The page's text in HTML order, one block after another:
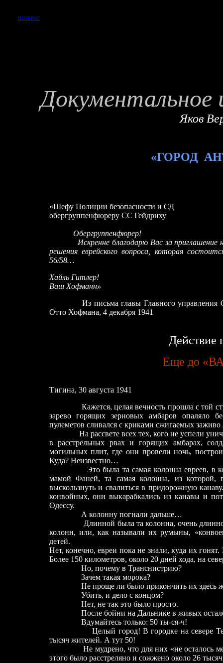
ВОЗВРАТ
Документальное
Яков
«ГОРОД
«Шефу Полиции безопасности и СД
обергруппенфюреру СС Гейдриху
Обергруппенфюрер!
Искренне благодарю Вас за приглашение
решения еврейского вопроса, которая
56/58…
Хайль Гитлер!
Ваш Хофманн»
Из письма главы Главного
Отто Хофмана, 4 декабря 1941
Действие
Еще до
Тигина, 30 августа 1941
Кажется, целая вечность прошла с той
зарево горящих зерновых амбаров опаляло
пулеметов сливался с криками сжигаемых
На рассвете всех тех, кого не успели
в расстрельных рвах и горящих амбарах,
могильных плит, где они провели ночь,
Куда? Неизвестно…
Это была та самая колонна евреев, в
мамой Фаней, та самая колонна, из которой,
выскользнуть и свалиться в придорожную
конвойных, они выкарабкались из канавы и
Одессу.
А колонну погнали дальше…
Длинной была та колонна, очень
колонн, или, как называли их румыны,
детей.
Нет, конечно, евреи пока не знали, куда их
Более 150 километров, около 20 дней хода, на
Но, почему в Транснистрию?
Зачем такая морока?
Не проще ли было прикончить их здесь
Убить, и дело с концом?
Нет, не так это было просто.
После бойни на Дальнике в живых
Вдумайтесь только: 50 ты-ся-ч!
Целый город! В городке на севере
тысяч жителей. А тут 50!
Не мудрено, что для них «не осталось
этого было расстреляно и сожжено около 26